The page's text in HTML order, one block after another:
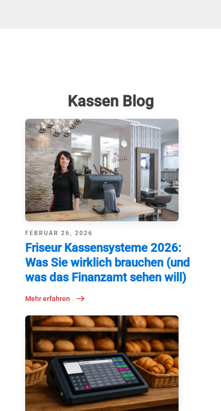
Kassen Blog
FEBRUAR 26, 2026
Friseur Kassensysteme 2026:
Was Sie wirklich brauchen (und
was das Finanzamt sehen will)
Mehr erfahren